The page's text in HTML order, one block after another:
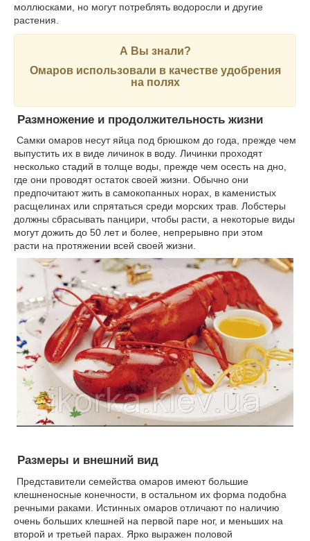
моллюсками, но могут потреблять водоросли и другие
растения.
А Вы знали?
Омаров использовали в качестве удобрения
на полях
Размножение и продолжительность жизни
Самки омаров несут яйца под брюшком до года, прежде чем
выпустить их в виде личинок в воду. Личинки проходят
несколько стадий в толще воды, прежде чем осесть на дно,
где они проводят остаток своей жизни. Обычно они
предпочитают жить в самокопанных норах, в каменистых
расщелинах или спрятаться среди морских трав. Лобстеры
должны сбрасывать панцири, чтобы расти, а некоторые виды
могут дожить до 50 лет и более, непрерывно при этом
расти на протяжении всей своей жизни.
Размеры и внешний вид
Представители семейства омаров имеют большие
клешненосные конечности, в остальном их форма подобна
речными раками. Истинных омаров отличают по наличию
очень больших клешней на первой паре ног, и меньших на
второй и третьей парах. Ярко выражен половой